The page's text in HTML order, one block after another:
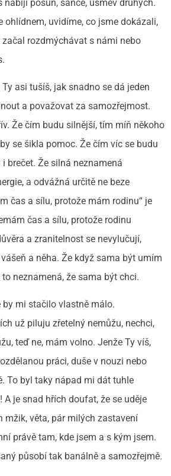
nabíjí posun, šance, úsměv druhých.
ohlídnem, uvidíme, co jsme dokázali,
začal rozdmýchávat s námi nebo
asi tušíš, jak snadno se dá jeden
a považovat za samozřejmost.
Že čím budu silnější, tím míň někoho
se šikla pomoc. Že čím víc se budu
brečet. Že silná neznamená
a odvážná určitě ne beze
čas a sílu, protože mám rodinu“ je
čas a sílu, protože rodinu
a zranitelnost se nevylučují,
a něha. Že když sama být umím
neznamená, že sama být chci.
by mi stačilo vlastně málo.
už piluju zřetelný nemůžu, nechci,
teď ne, mám volno. Jenže Ty víš,
práci, duše v nouzi nebo
To byl taky nápad mi dát tuhle
je snad hřích doufat, že se uděje
mžik, věta, pár milých zastavení
právě tam, kde jsem a s kým jsem.
působí tak banálně a samozřejmě.